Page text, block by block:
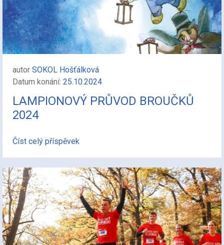
autor SOKOL Hošťálková
Datum konání: 25.10.2024
LAMPIONOVÝ PRŮVOD BROUČKŮ
2024
Číst celý příspěvek